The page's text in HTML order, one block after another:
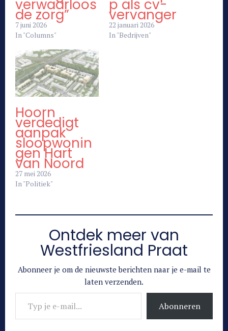
verwaarloos
de zorg”
7 juni 2026
In "Columns"
p als cv-
vervanger
22 januari 2026
In "Bedrijven"
Hoorn
verdedigt
aanpak
sloopwonin
gen Hart
van Noord
27 mei 2026
In "Politiek"
Ontdek meer van
Westfriesland Praat
Abonneer je om de nieuwste berichten naar je e-mail te
laten verzenden.
Typ je e-mail...
Abonneren